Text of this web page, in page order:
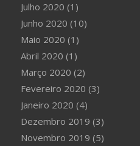
Julho 2020 (1)
Junho 2020 (10)
Maio 2020 (1)
Abril 2020 (1)
Março 2020 (2)
Fevereiro 2020 (3)
Janeiro 2020 (4)
Dezembro 2019 (3)
Novembro 2019 (5)